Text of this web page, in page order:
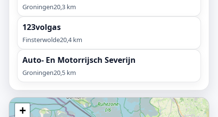
Groningen20,3 km
123volgas
Finsterwolde20,4 km
Auto- En Motorrijsch Severijn
Groningen20,5 km
+